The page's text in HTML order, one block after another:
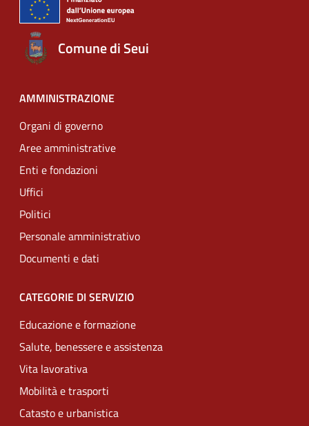
Comune di Seui
AMMINISTRAZIONE
Organi di governo
Aree amministrative
Enti e fondazioni
Uffici
Politici
Personale amministrativo
Documenti e dati
CATEGORIE DI SERVIZIO
Educazione e formazione
Salute, benessere e assistenza
Vita lavorativa
Mobilità e trasporti
Catasto e urbanistica